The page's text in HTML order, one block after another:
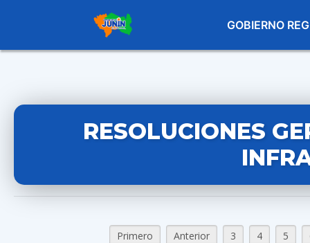
GOBIERNO
RESOLUCIONES
Primero Anterior 3 4 5